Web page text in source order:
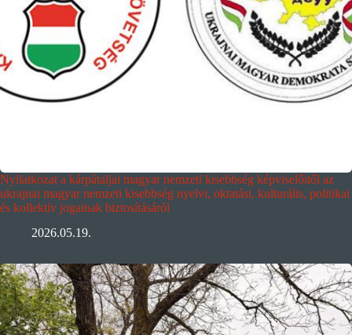
Nyilatkozat a kárpátaljai magyar nemzeti kisebbség képviselőitől az
ukrajnai magyar nemzeti kisebbség nyelvi, oktatási, kulturális, politikai
és kollektív jogainak biztosításáról
2026.05.19.